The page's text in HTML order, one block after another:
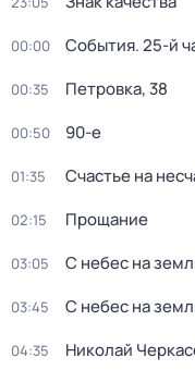
00:00 События. 25-й
00:35 Петровка, 38
00:50 90-е
01:35 Счастье на
02:15 Прощание
03:05 С небес на
03:45 С небес на
04:35 Николай